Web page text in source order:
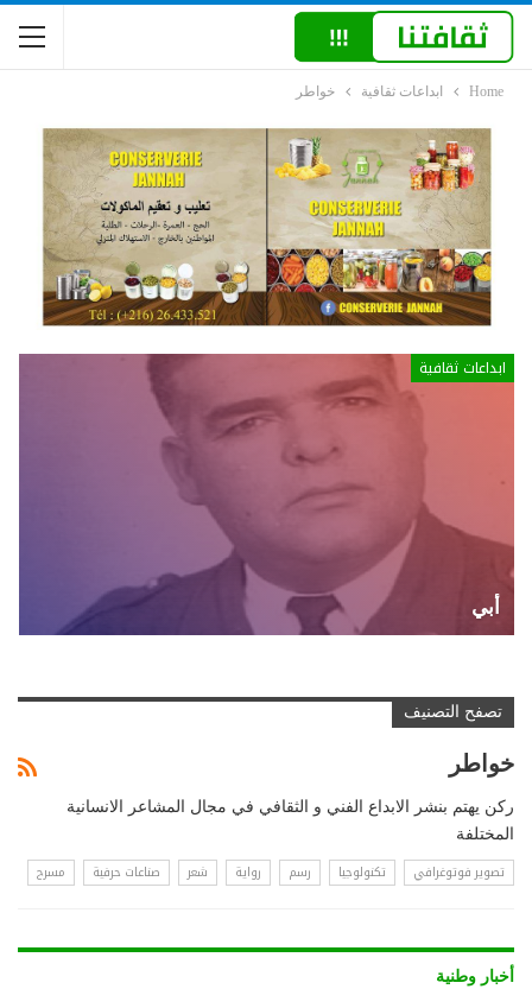
Home ابداعات ثقافية خواطر
ابداعات ثقافية
أبي
تصفح التصنيف
خواطر
ركن يهتم بنشر الابداع الفني و الثقافي في مجال المشاعر الانسانية
المختلفة
تصوير فوتوغرافي تكنولوجيا رسم رواية شعر صناعات حرفية مسرح
أخبار وطنية